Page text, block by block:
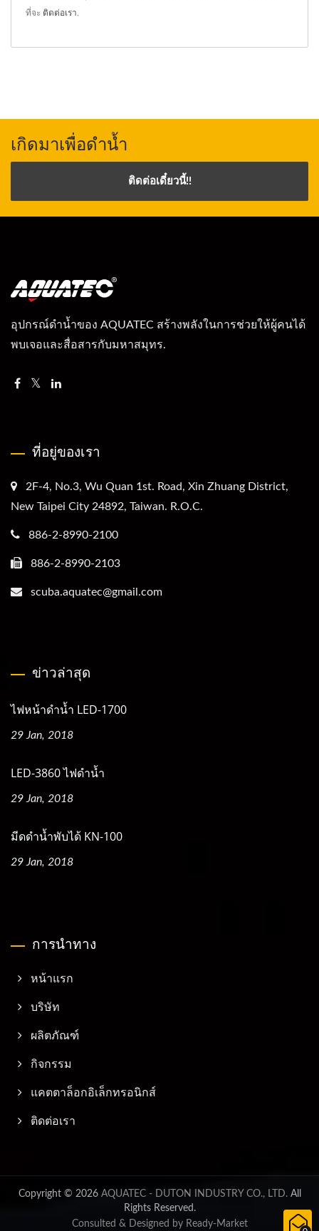
ที่จะ ติดต่อเรา
เกิดมาเพื่อดำน้ำ
ติดต่อเดี๋ยวนี้!!
อุปกรณ์ดำน้ำของ AQUATEC สร้างพลังในการช่วยให้ผู้คนได้
พบเจอและสื่อสารกับมหาสมุทร.
ที่อยู่ของเรา
2F-4, No.3, Wu Quan 1st. Road, Xin Zhuang District,
New Taipei City 24892, Taiwan. R.O.C.
886-2-8990-2100
886-2-8990-2103
scuba.aquatec@gmail.com
ข่าวล่าสุด
ไฟหน้าดำน้ำ LED-1700
29 Jan, 2018
LED-3860 ไฟดำน้ำ
29 Jan, 2018
มีดดำน้ำพับได้ KN-100
29 Jan, 2018
การนำทาง
หน้าแรก
บริษัท
ผลิตภัณฑ์
กิจกรรม
แคตตาล็อกอิเล็กทรอนิกส์
ติดต่อเรา
Copyright © 2026 AQUATEC - DUTON INDUSTRY CO., LTD.All
Rights Reserved.
Consulted & Designed by Ready-Market